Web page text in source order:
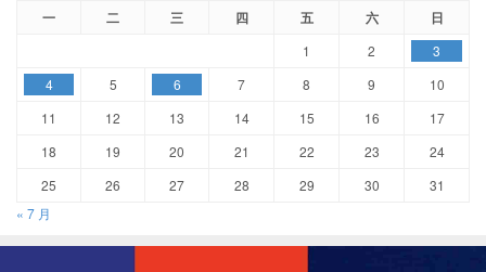
一 二 三 四 五 六 日
1 2
3
4
5 6 7 8 9
10
11
12 13 14 15 16
17
18
19 20 21 22 23
24
25
26 27 28 29 30
31
« 7 月